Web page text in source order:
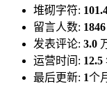
堆砌字符:
留言人数: 1846
发表评论: 3.0
运营时间: 12.5
最后更新: 1个